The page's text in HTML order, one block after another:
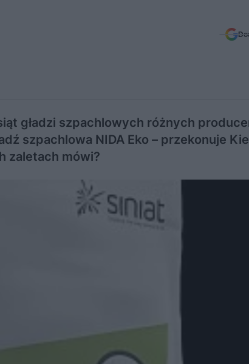
gładzi szpachlowych różnych
szpachlowa NIDA Eko – przekonuje
zaletach mówi?